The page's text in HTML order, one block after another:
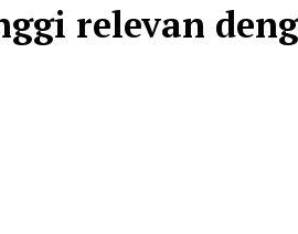
relevan